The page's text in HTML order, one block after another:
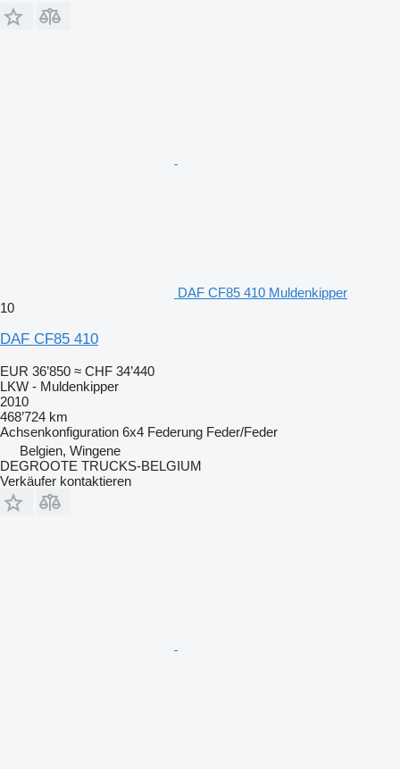
DAF CF85 410 Muldenkipper
10
DAF CF85 410
EUR 36’850 ≈ CHF 34’440
LKW - Muldenkipper
2010
468’724 km
Achsenkonfiguration 6x4 Federung Feder/Feder
Belgien, Wingene
DEGROOTE TRUCKS-BELGIUM
Verkäufer kontaktieren